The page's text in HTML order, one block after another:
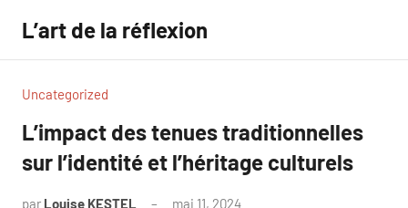
contenu
L’art de la réflexion
Uncategorized
L’impact des tenues traditionnelles
sur l’identité et l’héritage culturels
par Louise KESTEL mai 11, 2024